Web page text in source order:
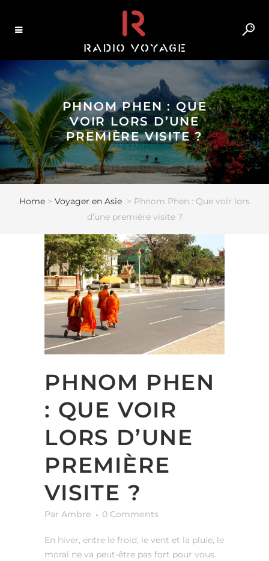
PHNOM PHEN : QUE
VOIR LORS D’UNE
PREMIÈRE VISITE ?
Home > Voyager en Asie > Phnom Phen : Que voir lors
d’une première visite ?
PHNOM PHEN
: QUE VOIR
LORS D’UNE
PREMIÈRE
VISITE ?
Par Ambre 0 Comments
En hiver, entre le froid, le vent et la pluie, le
moral ne va peut-être pas fort pour vous.